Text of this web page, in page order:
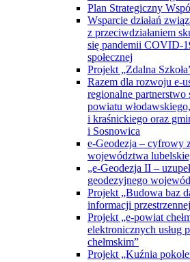
Plan Strategiczny
Wsparcie działań
z przeciwdziałaniem
się pandemii COVID-
społecznej
Projekt „Zdalna
Razem dla rozwoju e-
regionalne partnerstwo
powiatu
i kraśnickiego oraz
i Sosnowica
e-Geodezja – cyfrowy
województwa
„e-Geodezja II –
geodezyjnego
Projekt „Budowa baz
informacji
Projekt „e-powiat
elektronicznych usług
chełmskim”
Projekt „Kuźnia